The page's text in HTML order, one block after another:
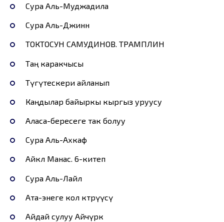
Сура Аль-Муджадила
Сура Аль-Джинн
ТОКТОСУН САМУДИНОВ. ТРАМПЛИН
Таң каракчысы
Түгүтескери айланып
Каңдылар байыркы кыргыз уруусу
Аласа-бересеге так болуу
Сура Аль-Ахкаф
Айкөл Манас. 6-китеп
Сура Аль-Лайл
Ата-энеге кол көтөрүүсү
Айдай сулуу Айчүрөк